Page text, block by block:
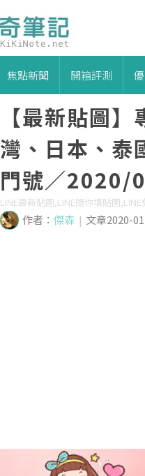
焦點新聞 開箱評測
【最新貼圖
灣、日本、泰
門號／2020/
LINE最新貼圖,LINE隨你填貼圖
作者： 傑森 | 文章2020-